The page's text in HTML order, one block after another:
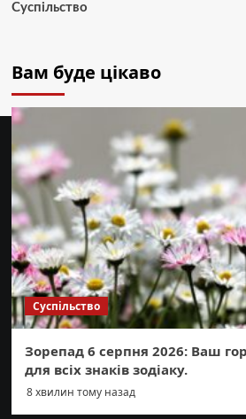
Суспільство
Вам буде цікаво
Суспільство
Зорепад 6 серпня 2026: Ваш
для всіх знаків зодіаку.
8 хвилин тому назад